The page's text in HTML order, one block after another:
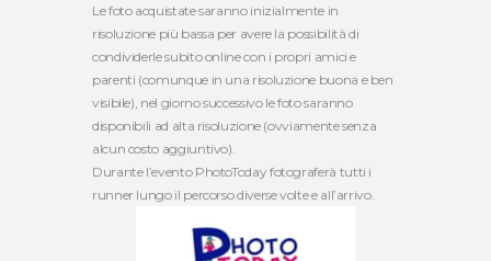
Le foto acquistate saranno inizialmente in
risoluzione più bassa per avere la possibilità di
condividerle subito online con i propri amici e
parenti (comunque in una risoluzione buona e ben
visibile), nel giorno successivo le foto saranno
disponibili ad alta risoluzione (ovviamente senza
alcun costo aggiuntivo).
Durante l’evento PhotoToday fotograferà tutti i
runner lungo il percorso diverse volte e all’arrivo.